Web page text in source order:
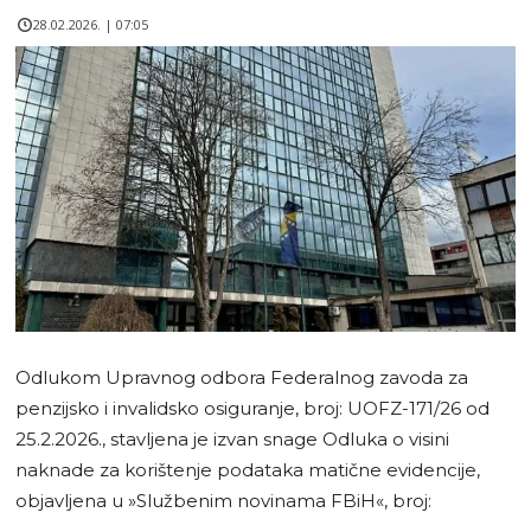
28.02.2026. | 07:05
Odlukom Upravnog odbora Federalnog zavoda za
penzijsko i invalidsko osiguranje, broj: UOFZ-171/26 od
25.2.2026., stavljena je izvan snage Odluka o visini
naknade za korištenje podataka matične evidencije,
objavljena u »Službenim novinama FBiH«, broj: